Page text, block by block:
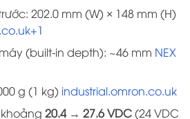
202.0 mm (W) × 148 mm (H)
(built-in depth): ~46 mm NEX
g (1 kg) industrial.omron.co.uk
20.4 → 27.6 VDC(24 VDC